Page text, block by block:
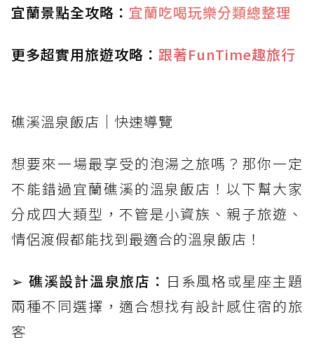
宜蘭景點全攻略： 宜蘭吃喝玩樂分類總整理
更多超實用旅遊攻略： 跟著FunTime趣旅行
礁溪溫泉飯店｜快速導覽
想要來一場最享受的泡湯之旅嗎？那你一定
不能錯過宜蘭礁溪的溫泉飯店！以下幫大家
分成四大類型，不管是小資族、親子旅遊、
情侶渡假都能找到最適合的溫泉飯店！
➢ 礁溪設計溫泉旅店： 日系風格或星座主題
兩種不同選擇，適合想找有設計感住宿的旅
客